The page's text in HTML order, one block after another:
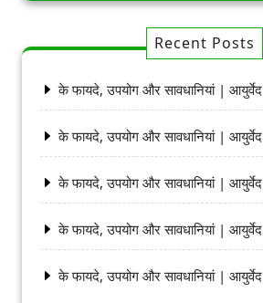
Recent Posts
के फायदे, उपयोग और सावधानियां | आयुर्वेद
के फायदे, उपयोग और सावधानियां | आयुर्वेद
के फायदे, उपयोग और सावधानियां | आयुर्वेद
के फायदे, उपयोग और सावधानियां | आयुर्वेद
के फायदे, उपयोग और सावधानियां | आयुर्वेद